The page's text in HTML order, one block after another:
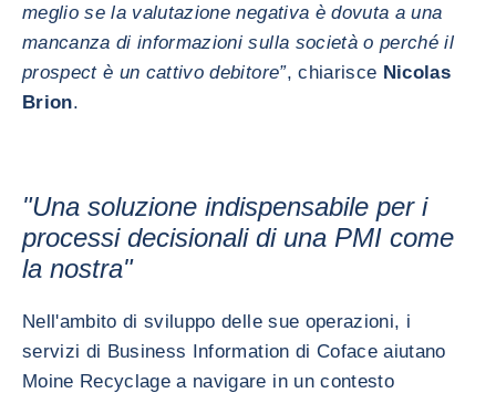
meglio se la valutazione negativa è dovuta a una
mancanza di informazioni sulla società o perché il
prospect è un cattivo debitore”, chiarisce Nicolas
Brion.
"Una soluzione indispensabile per i
processi decisionali di una PMI come
la nostra"
Nell'ambito di sviluppo delle sue operazioni, i
servizi di Business Information di Coface aiutano
Moine Recyclage a navigare in un contesto